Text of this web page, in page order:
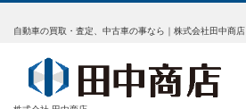
自動車の買取・査定、中古車の事なら｜株式会社田中商店